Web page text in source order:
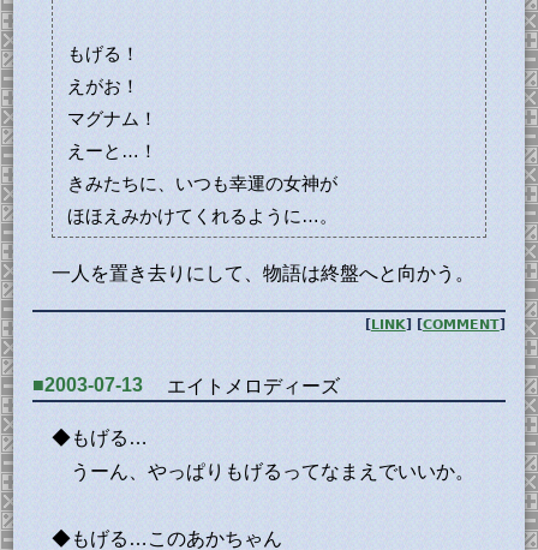
もげる！
えがお！
マグナム！
えーと…！
きみたちに、いつも幸運の女神が
ほほえみかけてくれるように…。
一人を置き去りにして、物語は終盤へと向かう。
[LINK] [COMMENT]
■2003-07-13 エイトメロディーズ
◆もげる…
うーん、やっぱりもげるってなまえでいいか。
◆もげる…このあかちゃん